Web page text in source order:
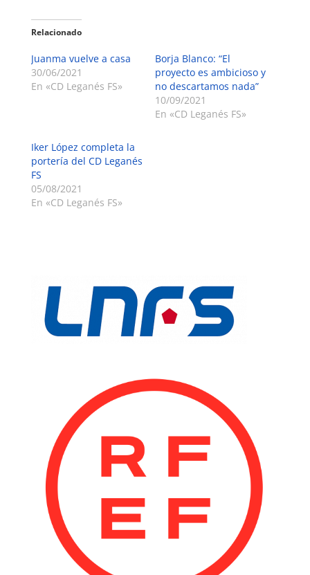
Relacionado
Juanma vuelve a casa
30/06/2021
En «CD Leganés FS»
Borja Blanco: “El
proyecto es ambicioso y
no descartamos nada”
10/09/2021
En «CD Leganés FS»
Iker López completa la
portería del CD Leganés
FS
05/08/2021
En «CD Leganés FS»